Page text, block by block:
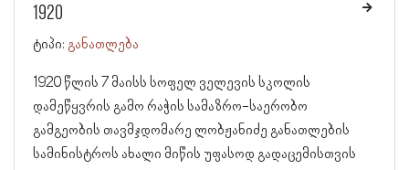
1920
ტიპი: განათლება
1920 წლის 7 მაისს სოფელ ველევის სკოლის
დამეწყვრის გამო რაჭის სამაზრო-საერობო
გამგეობის თავმჯდომარე ლობჟანიძე განათლების
სამინისტროს ახალი მიწის უფასოდ გადაცემისთვის